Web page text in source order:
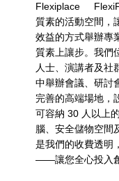
C
Flexiplace
質素的活動空間，
效益的方式舉辦專
質素上讓步。我們
人士、演講者及社
中舉辦會議、研討
完善的高端場地，
可容納 30 人以上
腦、安全儲物空間
是我們的收費透明
——讓您全心投入